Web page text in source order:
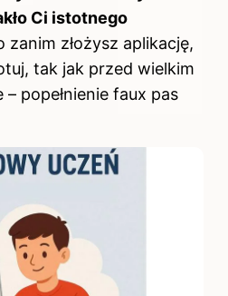
Ci istotnego
zanim złożysz aplikację,
tak jak przed wielkim
popełnienie faux pas